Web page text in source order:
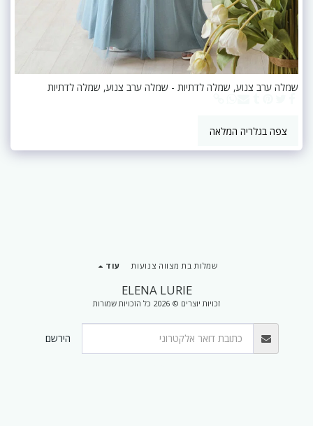
שמלה ערב צנוע, שמלה לדתיות - שמלה ערב צנוע, שמלה לדתיות
צפה בגלריה המלאה
ELENA LURIE
זכויות יוצרים © 2026 כל הזכויות שמורות
שמלות בת מצווה צנועות עוד
הירשם